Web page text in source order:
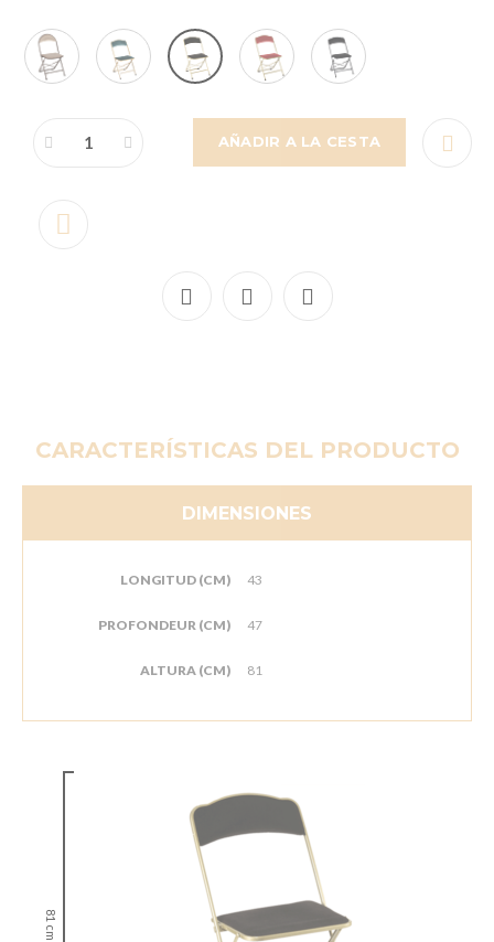
AÑADIR A LA CESTA
CARACTERÍSTICAS DEL PRODUCTO
DIMENSIONES
LONGITUD (CM) 43
PROFONDEUR (CM) 47
ALTURA (CM) 81
81 cm